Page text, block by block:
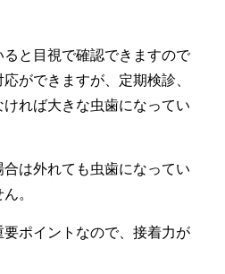
ると目視で確認できますので
ができますが、定期検診、
れば大きな虫歯になってい
は外れても虫歯になってい
。
ポイントなので、接着力が